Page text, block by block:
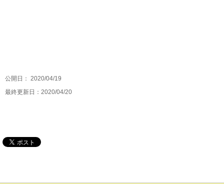
公開日： 2020/04/19
最終更新日：2020/04/20